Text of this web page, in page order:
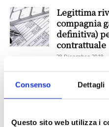
Consenso Dettagli
Questo sito web utilizza i
Legittima
compagnia
definitiva)
contrattuale
28 Dicembre 2018
Contratto